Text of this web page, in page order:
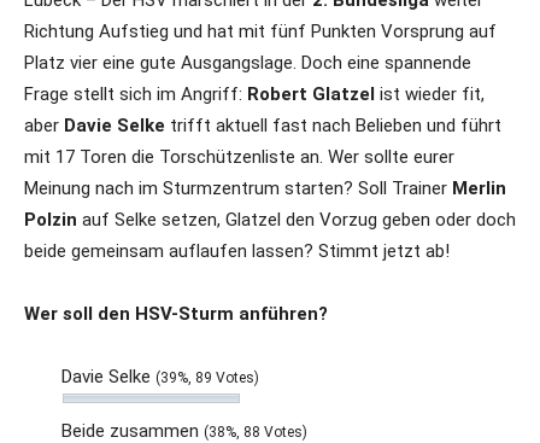
Richtung Aufstieg und hat mit fünf Punkten Vorsprung auf
Platz vier eine gute Ausgangslage. Doch eine spannende
Frage stellt sich im Angriff: Robert Glatzel ist wieder fit,
aber Davie Selke trifft aktuell fast nach Belieben und führt
mit 17 Toren die Torschützenliste an. Wer sollte eurer
Meinung nach im Sturmzentrum starten? Soll Trainer Merlin
Polzin auf Selke setzen, Glatzel den Vorzug geben oder doch
beide gemeinsam auflaufen lassen? Stimmt jetzt ab!
Wer soll den HSV-Sturm anführen?
Davie Selke (39%, 89 Votes)
Beide zusammen (38%, 88 Votes)